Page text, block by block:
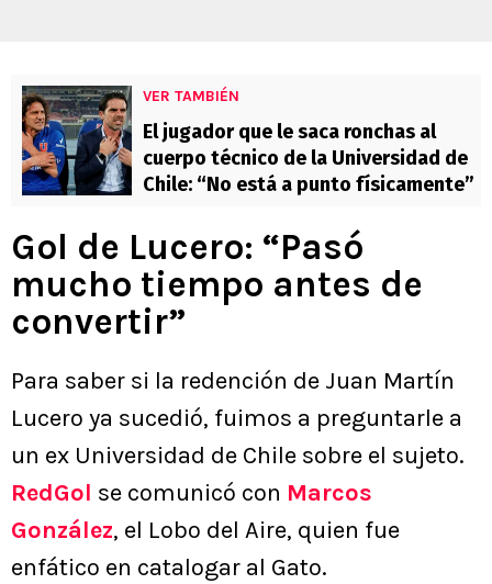
VER TAMBIÉN
El jugador que le saca ronchas al
cuerpo técnico de la Universidad de
Chile: “No está a punto físicamente”
Gol de Lucero: “Pasó
mucho tiempo antes de
convertir”
Para saber si la redención de Juan Martín
Lucero ya sucedió, fuimos a preguntarle a
un ex Universidad de Chile sobre el sujeto.
RedGol se comunicó con Marcos
González, el Lobo del Aire, quien fue
enfático en catalogar al Gato.